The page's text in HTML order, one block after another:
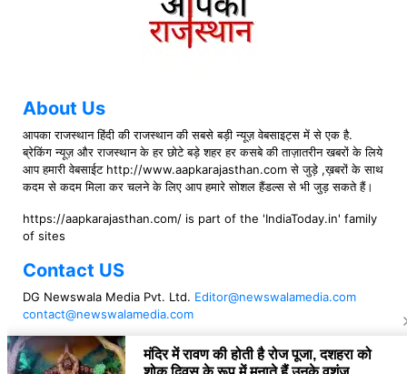
About Us
आपका राजस्थान हिंदी की राजस्थान की सबसे बड़ी न्यूज़ वेबसाइट्स में से एक है.
ब्रेकिंग न्यूज़ और राजस्थान के हर छोटे बड़े शहर हर कसबे की ताज़ातरीन खबरों के लिये
आप हमारी वेबसाईट http://www.aapkarajasthan.com से जुड़े ,ख़बरों के साथ
कदम से कदम मिला कर चलने के लिए आप हमारे सोशल हैंडल्स से भी जुड़ सकते हैं।
https://aapkarajasthan.com/ is part of the 'IndiaToday.in' family
of sites
Contact US
DG Newswala Media Pvt. Ltd. Editor@newswalamedia.com
contact@newswalamedia.com
Follow US